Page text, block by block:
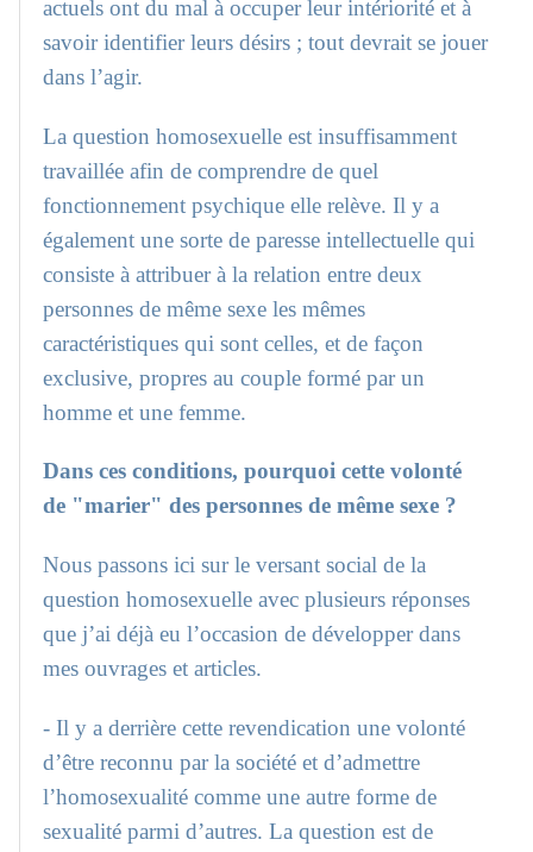
actuels ont du mal à occuper leur intériorité et à
savoir identifier leurs désirs ; tout devrait se jouer
dans l’agir.
La question homosexuelle est insuffisamment
travaillée afin de comprendre de quel
fonctionnement psychique elle relève. Il y a
également une sorte de paresse intellectuelle qui
consiste à attribuer à la relation entre deux
personnes de même sexe les mêmes
caractéristiques qui sont celles, et de façon
exclusive, propres au couple formé par un
homme et une femme.
Dans ces conditions, pourquoi cette volonté
de "marier" des personnes de même sexe ?
Nous passons ici sur le versant social de la
question homosexuelle avec plusieurs réponses
que j’ai déjà eu l’occasion de développer dans
mes ouvrages et articles.
- Il y a derrière cette revendication une volonté
d’être reconnu par la société et d’admettre
l’homosexualité comme une autre forme de
sexualité parmi d’autres. La question est de